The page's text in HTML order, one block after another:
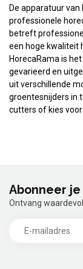
De apparatuur
professionele
betreft
een hoge kwaliteit
HorecaRama is
gevarieerd en
uit verschillende
groentesnijders in
cutters of kies
Abonneer
Ontvang